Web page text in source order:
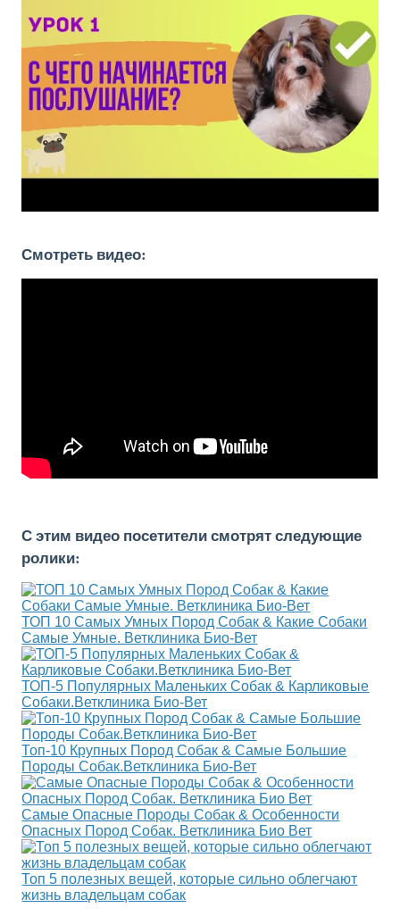
Смотреть видео:
С этим видео посетители смотрят следующие
ролики:
ТОП 10 Самых Умных Пород Собак & Какие Собаки
Самые Умные. Ветклиника Био-Вет
ТОП-5 Популярных Маленьких Собак & Карликовые
Собаки.Ветклиника Био-Вет
Топ-10 Крупных Пород Собак & Самые Большие
Породы Собак.Ветклиника Био-Вет
Самые Опасные Породы Собак & Особенности
Опасных Пород Собак. Ветклиника Био Вет
Топ 5 полезных вещей, которые сильно облегчают
жизнь владельцам собак